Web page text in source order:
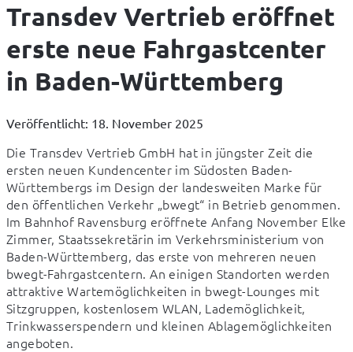
Transdev Vertrieb eröffnet
erste neue Fahrgastcenter
in Baden-Württemberg
Veröffentlicht: 18. November 2025
Die Transdev Vertrieb GmbH hat in jüngster Zeit die
ersten neuen Kundencenter im Südosten Baden-
Württembergs im Design der landesweiten Marke für
den öffentlichen Verkehr „bwegt“ in Betrieb genommen.
Im Bahnhof Ravensburg eröffnete Anfang November Elke
Zimmer, Staatssekretärin im Verkehrsministerium von
Baden-Württemberg, das erste von mehreren neuen
bwegt-Fahrgastcentern. An einigen Standorten werden
attraktive Wartemöglichkeiten in bwegt-Lounges mit
Sitzgruppen, kostenlosem WLAN, Lademöglichkeit,
Trinkwasserspendern und kleinen Ablagemöglichkeiten
angeboten.